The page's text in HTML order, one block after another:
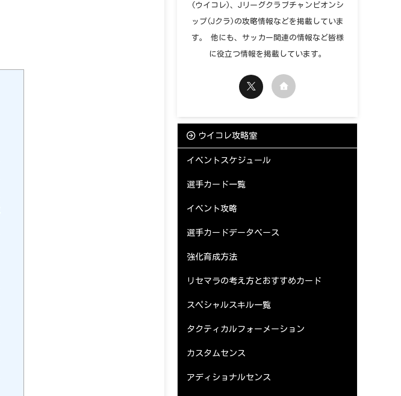
(ウイコレ)、Jリーグクラブチャンピオンシ
ップ(Jクラ)の攻略情報などを掲載していま
す。 他にも、サッカー関連の情報など皆様
に役立つ情報を掲載しています。
ウイコレ攻略室
イベントスケジュール
選手カード一覧
イベント攻略
選手カードデータベース
強化育成方法
リセマラの考え方とおすすめカード
スペシャルスキル一覧
タクティカルフォーメーション
カスタムセンス
アディショナルセンス